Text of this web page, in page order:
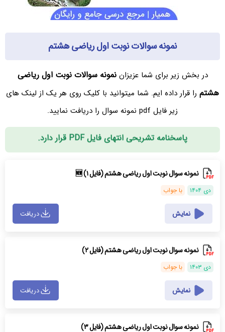
نمونه سوالات نوبت اول ریاضی هشتم
در بخش زیر برای شما عزیزاننمونه سوالات نوبت اول ریاضی
هشتم را قرار داده ایم. شما میتوانید با کلیک روی هر یک از لینک های
زیر فایل pdf نمونه سوال را دریافت نمایید.
پاسخنامه تشریحی انتهای فایل PDF قرار دارد.
نمونه سوال نوبت اول ریاضی هشتم (فایل ۱) 🆕
دی ۱۴۰۴ با جواب
نمایش دریافت
نمونه سوال نوبت اول ریاضی هشتم (فایل ۲)
دی ۱۴۰۳ با جواب
نمایش دریافت
نمونه سوال نوبت اول ریاضی هشتم (فایل ۳)